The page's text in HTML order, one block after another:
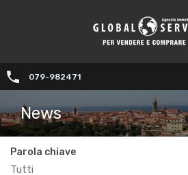
079-982471
News
Parola chiave